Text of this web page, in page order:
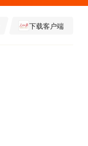
下载客户端